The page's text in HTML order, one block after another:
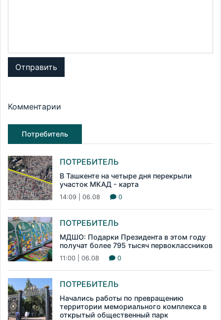
Отправить
Комментарии
Потребитель
ПОТРЕБИТЕЛЬ
В Ташкенте на четыре дня перекрыли
участок МКАД - карта
14:09 | 06.08 0
ПОТРЕБИТЕЛЬ
МДШО: Подарки Президента в этом году
получат более 795 тысяч первоклассников
11:00 | 06.08 0
ПОТРЕБИТЕЛЬ
Начались работы по превращению
территории мемориального комплекса в
открытый общественный парк